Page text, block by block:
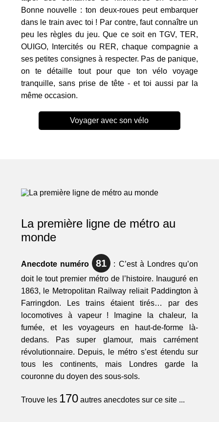
Bonne nouvelle : ton deux-roues peut embarquer
dans le train avec toi ! Par contre, faut connaître un
peu les règles du jeu. Que ce soit en TGV, TER,
OUIGO, Intercités ou RER, chaque compagnie a
ses petites consignes à respecter. Pas de panique,
on te détaille tout pour que ton vélo voyage
tranquille, sans prise de tête - et toi aussi par la
même occasion.
Voyager avec son vélo
La première ligne de métro au
monde
Anecdote numéro 81
: C’est à Londres qu’on
doit le tout premier métro de l’histoire. Inauguré en
1863, le Metropolitan Railway reliait Paddington à
Farringdon. Les trains étaient tirés… par des
locomotives à vapeur ! Imagine la chaleur, la
fumée, et les voyageurs en haut-de-forme là-
dedans. Pas super glamour, mais carrément
révolutionnaire. Depuis, le métro s’est étendu sur
tous les continents, mais Londres garde la
couronne du doyen des sous-sols.
Trouve les 170autres anecdotes sur ce site ...